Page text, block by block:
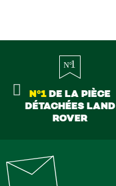
N°1DE LA PIÈCE
DÉTACHÉES LAND
ROVER